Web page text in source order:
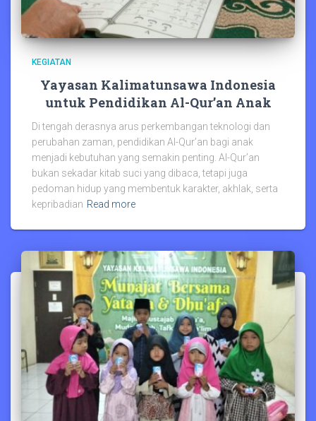
KEGIATAN
Yayasan Kalimatunsawa Indonesia
untuk Pendidikan Al-Qur’an Anak
Di tengah derasnya arus perkembangan teknologi dan
perubahan zaman, pendidikan Al-Qur’an bagi anak
menjadi kebutuhan yang semakin penting. Al-Qur’an
bukan sekadar kitab suci yang dibaca, tetapi juga
pedoman hidup yang membentuk karakter, akhlak, serta
kepribadian Read more